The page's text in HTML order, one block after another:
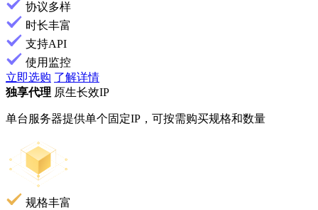
协议多样
时长丰富
支持API
使用监控
立即选购 了解详情
独享代理 原生长效IP
单台服务器提供单个固定IP，可按需购买规格和数量
规格丰富